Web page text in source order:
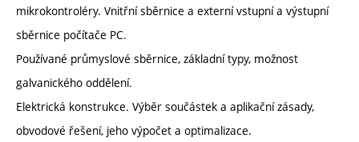
mikrokontroléry. Vnitřní sběrnice a externí vstupní a výstupní
sběrnice počítače PC.
Používané průmyslové sběrnice, základní typy, možnost
galvanického oddělení.
Elektrická konstrukce. Výběr součástek a aplikační zásady,
obvodové řešení, jeho výpočet a optimalizace.